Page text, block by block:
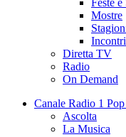
Feste e
Mostre
Diretta TV
Radio
On Demand
Canale Radio 1
Ascolta
La Musica